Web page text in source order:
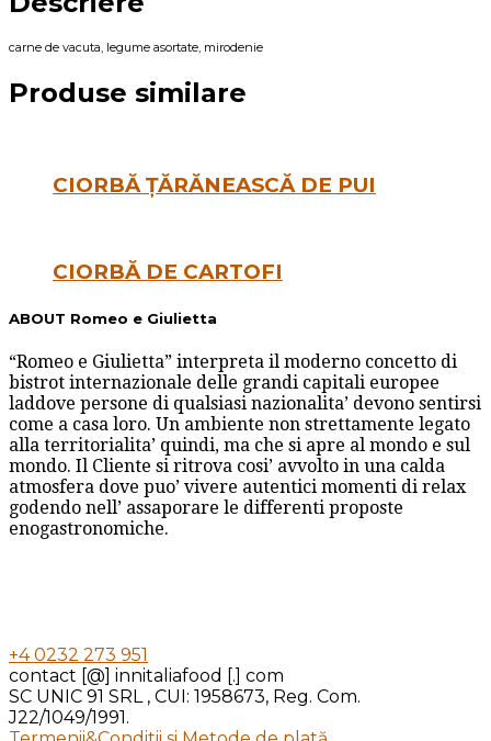
carne de vacuta, legume asortate, mirodenie
Produse similare
CIORBĂ ȚĂRĂNEASCĂ DE PUI
CIORBĂ DE CARTOFI
ABOUT Romeo e Giulietta
“Romeo e Giulietta” interpreta il moderno concetto di
bistrot internazionale delle grandi capitali europee
laddove persone di qualsiasi nazionalita’ devono sentirsi
come a casa loro. Un ambiente non strettamente legato
alla territorialita’ quindi, ma che si apre al mondo e sul
mondo. Il Cliente si ritrova cosi’ avvolto in una calda
atmosfera dove puo’ vivere autentici momenti di relax
godendo nell’ assaporare le differenti proposte
enogastronomiche.
+4 0232 273 951
contact [@] innitaliafood [.] com
SC UNIC 91 SRL , CUI: 1958673, Reg. Com.
J22/1049/1991.